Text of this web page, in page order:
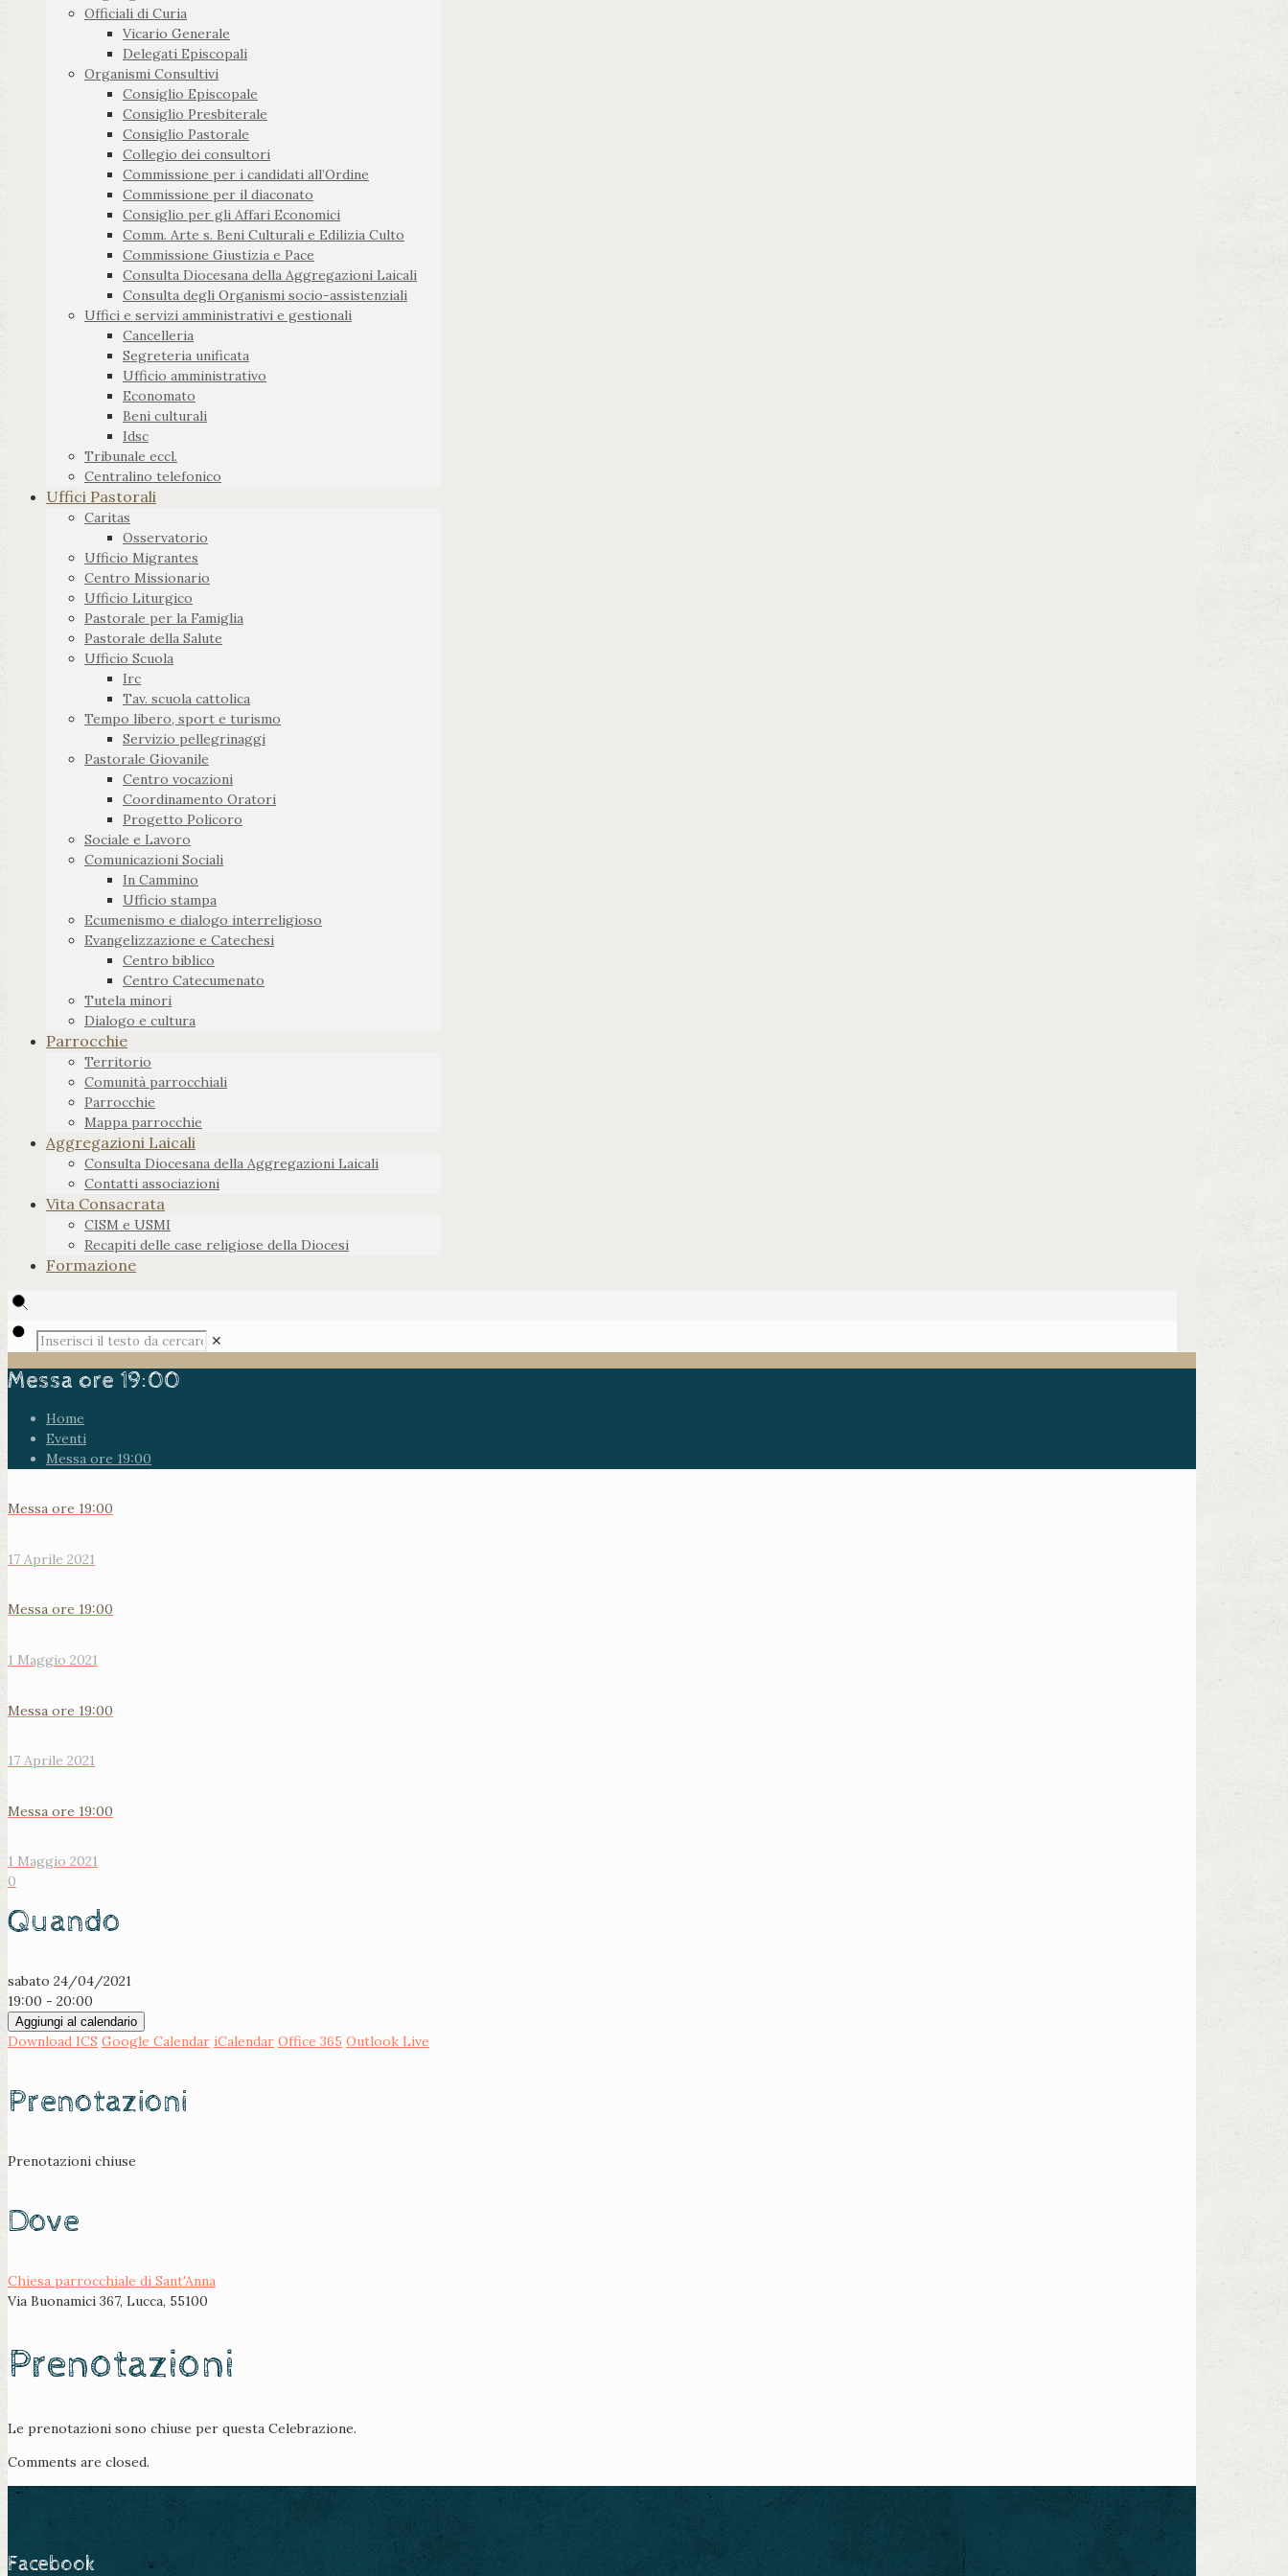
Officiali di Curia
Vicario Generale
Delegati Episcopali
Organismi Consultivi
Consiglio Episcopale
Consiglio Presbiterale
Consiglio Pastorale
Collegio dei consultori
Commissione per i candidati all’Ordine
Commissione per il diaconato
Consiglio per gli Affari Economici
Comm. Arte s. Beni Culturali e Edilizia Culto
Commissione Giustizia e Pace
Consulta Diocesana della Aggregazioni Laicali
Consulta degli Organismi socio-assistenziali
Uffici e servizi amministrativi e gestionali
Cancelleria
Segreteria unificata
Ufficio amministrativo
Economato
Beni culturali
Idsc
Tribunale eccl.
Centralino telefonico
Uffici Pastorali
Caritas
Osservatorio
Ufficio Migrantes
Centro Missionario
Ufficio Liturgico
Pastorale per la Famiglia
Pastorale della Salute
Ufficio Scuola
Irc
Tav. scuola cattolica
Tempo libero, sport e turismo
Servizio pellegrinaggi
Pastorale Giovanile
Centro vocazioni
Coordinamento Oratori
Progetto Policoro
Sociale e Lavoro
Comunicazioni Sociali
In Cammino
Ufficio stampa
Ecumenismo e dialogo interreligioso
Evangelizzazione e Catechesi
Centro biblico
Centro Catecumenato
Tutela minori
Dialogo e cultura
Parrocchie
Territorio
Comunità parrocchiali
Parrocchie
Mappa parrocchie
Aggregazioni Laicali
Consulta Diocesana della Aggregazioni Laicali
Contatti associazioni
Vita Consacrata
CISM e USMI
Recapiti delle case religiose della Diocesi
Formazione
✕
Messa ore 19:00
Home
Eventi
Messa ore 19:00
Messa ore 19:00
17 Aprile 2021
Messa ore 19:00
1 Maggio 2021
Messa ore 19:00
17 Aprile 2021
Messa ore 19:00
1 Maggio 2021
0
Quando
sabato 24/04/2021
19:00 - 20:00
Aggiungi al calendario
Download ICS Google Calendar iCalendar Office 365 Outlook Live
Prenotazioni
Prenotazioni chiuse
Dove
Chiesa parrocchiale di Sant'Anna
Via Buonamici 367, Lucca, 55100
Prenotazioni
Le prenotazioni sono chiuse per questa Celebrazione.
Comments are closed.
Facebook